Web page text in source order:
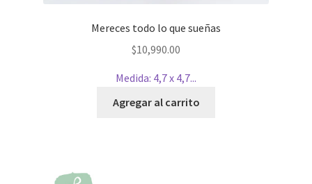
Mereces todo lo que sueñas
$10,990.00
Medida: 4,7 x 4,7...
Agregar al carrito